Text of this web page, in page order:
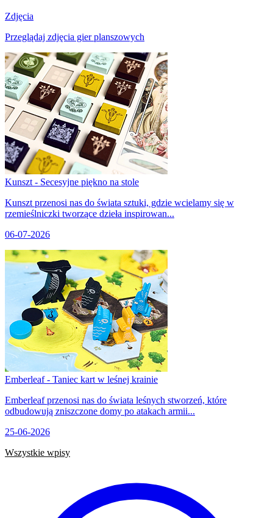
Zdjęcia
Przeglądaj zdjęcia gier planszowych
Kunszt - Secesyjne piękno na stole
Kunszt przenosi nas do świata sztuki, gdzie wcielamy się w
rzemieślniczki tworzące dzieła inspirowan...
06-07-2026
Emberleaf - Taniec kart w leśnej krainie
Emberleaf przenosi nas do świata leśnych stworzeń, które
odbudowują zniszczone domy po atakach armii...
25-06-2026
Wszystkie wpisy